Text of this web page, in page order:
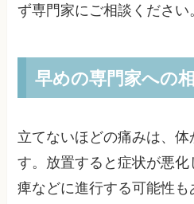
ず専門家にご相談ください
早めの専門家への
立てないほどの痛みは、
す。放置すると症状が悪
痺などに進行する可能性